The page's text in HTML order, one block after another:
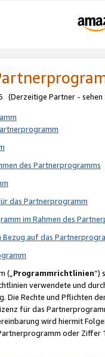
(Derzeitige Partner - sehen
des Partnerprogramms
das Partnerprogramm
im Rahmen des
auf das
(„Programmrichtlinien“)
verwendete und
Die Rechte und Pflichten
für das
wird hiermit
oder